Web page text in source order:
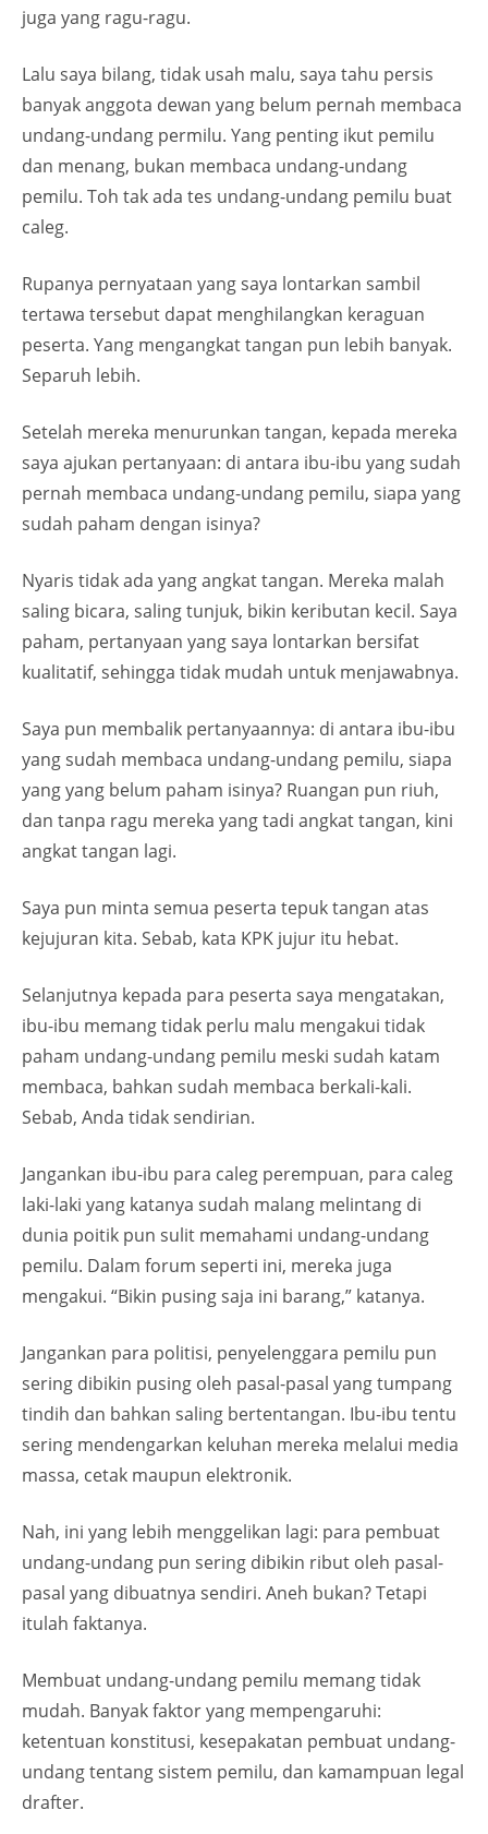
juga yang ragu-ragu.
Lalu saya bilang, tidak usah malu, saya tahu persis
banyak anggota dewan yang belum pernah membaca
undang-undang permilu. Yang penting ikut pemilu
dan menang, bukan membaca undang-undang
pemilu. Toh tak ada tes undang-undang pemilu buat
caleg.
Rupanya pernyataan yang saya lontarkan sambil
tertawa tersebut dapat menghilangkan keraguan
peserta. Yang mengangkat tangan pun lebih banyak.
Separuh lebih.
Setelah mereka menurunkan tangan, kepada mereka
saya ajukan pertanyaan: di antara ibu-ibu yang sudah
pernah membaca undang-undang pemilu, siapa yang
sudah paham dengan isinya?
Nyaris tidak ada yang angkat tangan. Mereka malah
saling bicara, saling tunjuk, bikin keributan kecil. Saya
paham, pertanyaan yang saya lontarkan bersifat
kualitatif, sehingga tidak mudah untuk menjawabnya.
Saya pun membalik pertanyaannya: di antara ibu-ibu
yang sudah membaca undang-undang pemilu, siapa
yang yang belum paham isinya? Ruangan pun riuh,
dan tanpa ragu mereka yang tadi angkat tangan, kini
angkat tangan lagi.
Saya pun minta semua peserta tepuk tangan atas
kejujuran kita. Sebab, kata KPK jujur itu hebat.
Selanjutnya kepada para peserta saya mengatakan,
ibu-ibu memang tidak perlu malu mengakui tidak
paham undang-undang pemilu meski sudah katam
membaca, bahkan sudah membaca berkali-kali.
Sebab, Anda tidak sendirian.
Jangankan ibu-ibu para caleg perempuan, para caleg
laki-laki yang katanya sudah malang melintang di
dunia poitik pun sulit memahami undang-undang
pemilu. Dalam forum seperti ini, mereka juga
mengakui. “Bikin pusing saja ini barang,” katanya.
Jangankan para politisi, penyelenggara pemilu pun
sering dibikin pusing oleh pasal-pasal yang tumpang
tindih dan bahkan saling bertentangan. Ibu-ibu tentu
sering mendengarkan keluhan mereka melalui media
massa, cetak maupun elektronik.
Nah, ini yang lebih menggelikan lagi: para pembuat
undang-undang pun sering dibikin ribut oleh pasal-
pasal yang dibuatnya sendiri. Aneh bukan? Tetapi
itulah faktanya.
Membuat undang-undang pemilu memang tidak
mudah. Banyak faktor yang mempengaruhi:
ketentuan konstitusi, kesepakatan pembuat undang-
undang tentang sistem pemilu, dan kamampuan legal
drafter.